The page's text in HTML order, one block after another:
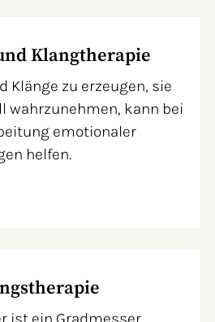
Klangtherapie
Klänge zu erzeugen, sie
wahrzunehmen, kann bei
emotionaler
helfen.